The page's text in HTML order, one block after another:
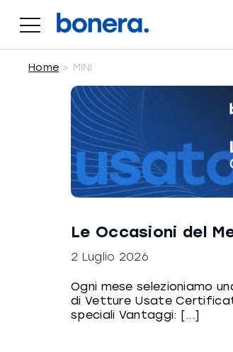
contenuto
Home MINI
Le Occasioni del
2 Luglio 2026
Ogni mese selezioniamo
di Vetture Usate
speciali Vantaggi: [...]